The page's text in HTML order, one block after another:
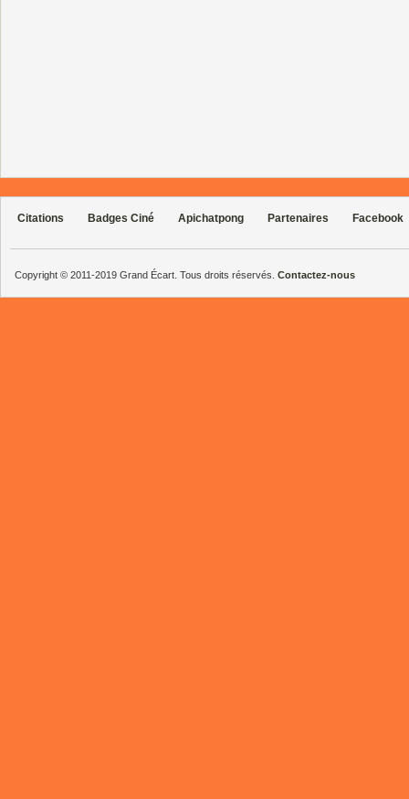
Citations Badges Ciné Apichatpong Partenaires Facebook
Copyright © 2011-2019 Grand Écart. Tous droits réservés. Contactez-nous